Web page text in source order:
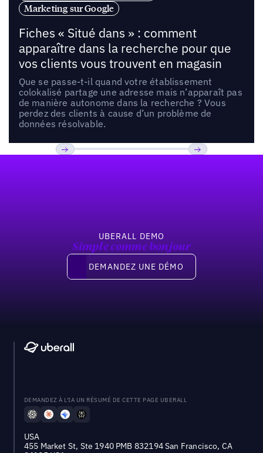
Marketing sur Google
Fiches « Situé dans » : comment
apparaître dans la recherche pour que
vos clients vous trouvent en magasin
Que se passe-t-il quand votre établissement
colokalisé partage une adresse mais n’apparaît pas
de manière autonome dans la recherche ? Vous
perdez des clients à cause d’un problème de
données résolvable.
UBERALL DEMO
Simple comme bonjour
Demandez une démo
DEMANDEZ UNE DÉMO
DEMANDEZ À L'IA UN RÉSUMÉ DE CETTE PAGE UBERALL
USA
455 Market St, Ste 1940 PMB 832194 San Francisco, CA